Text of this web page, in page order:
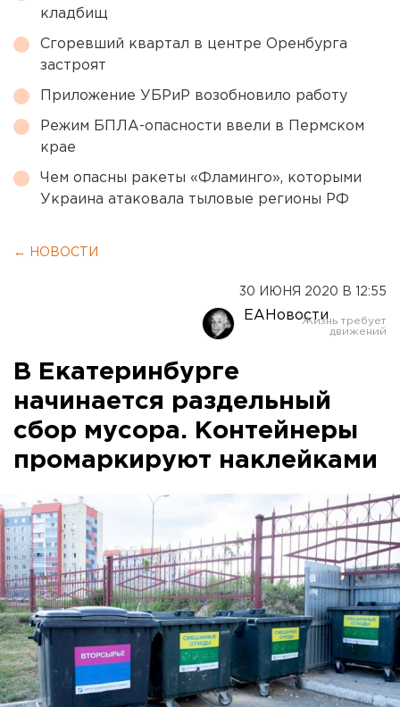
кладбищ
Сгоревший квартал в центре Оренбурга
застроят
Приложение УБРиР возобновило работу
Режим БПЛА-опасности ввели в Пермском
крае
Чем опасны ракеты «Фламинго», которыми
Украина атаковала тыловые регионы РФ
← НОВОСТИ
30 ИЮНЯ 2020 В 12:55
ЕАНовости
В Екатеринбурге
начинается раздельный
сбор мусора. Контейнеры
промаркируют наклейками